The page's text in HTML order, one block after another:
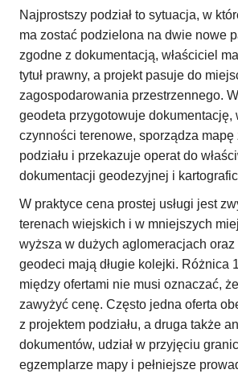
Najprostszy podział to sytuacja, w
ma zostać podzielona na dwie nowe
zgodne z dokumentacją, właściciel
tytuł prawny, a projekt pasuje do
zagospodarowania przestrzennego.
geodeta przygotowuje dokumentację,
czynności terenowe, sporządza mapę
podziału i przekazuje operat do
dokumentacji geodezyjnej i
W praktyce cena prostej usługi jest
terenach wiejskich i w mniejszych
wyższa w dużych aglomeracjach oraz
geodeci mają długie kolejki. Różnica
między ofertami nie musi oznaczać,
zawyżyć cenę. Często jedna oferta
z projektem podziału, a druga także
dokumentów, udział w przyjęciu
egzemplarze mapy i pełniejsze